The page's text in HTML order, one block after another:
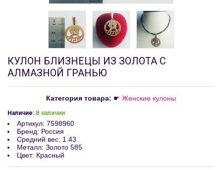
КУЛОН БЛИЗНЕЦЫ ИЗ ЗОЛОТА С
АЛМАЗНОЙ ГРАНЬЮ
Категория товара: ☛ Женские кулоны
Наличие: В наличии
Артикул: 7598960
Бренд: Россия
Средний вес: 1.43
Металл: Золото 585
Цвет: Красный